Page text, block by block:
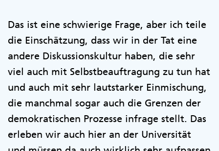
Das ist eine schwierige Frage, aber ich teile
die Einschätzung, dass wir in der Tat eine
andere Diskussionskultur haben, die sehr
viel auch mit Selbstbeauftragung zu tun hat
und auch mit sehr lautstarker Einmischung,
die manchmal sogar auch die Grenzen der
demokratischen Prozesse infrage stellt. Das
erleben wir auch hier an der Universität